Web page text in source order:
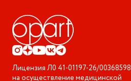
Лицензия Л0 41-01197-26/00368598
на осуществление медицинской